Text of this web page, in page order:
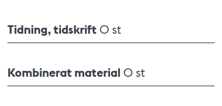
Tidning, tidskrift 0 st
Kombinerat material 0 st